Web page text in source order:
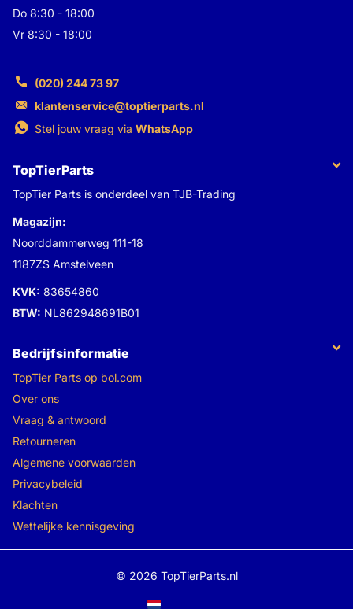
Do 8:30 - 18:00
Vr 8:30 - 18:00
(020) 244 73 97
klantenservice@toptierparts.nl
Stel jouw vraag via WhatsApp
TopTierParts
TopTier Parts is onderdeel van TJB-Trading
Magazijn:
Noorddammerweg 111-18
1187ZS Amstelveen
KVK: 83654860
BTW: NL862948691B01
Bedrijfsinformatie
TopTier Parts op bol.com
Over ons
Vraag & antwoord
Retourneren
Algemene voorwaarden
Privacybeleid
Klachten
Wettelijke kennisgeving
© 2026 TopTierParts.nl